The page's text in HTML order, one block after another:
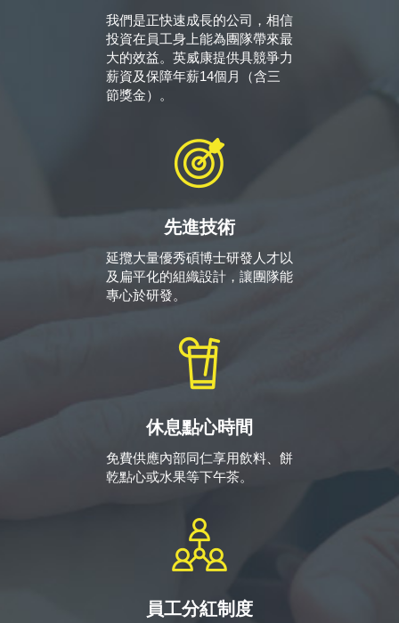
我們是正快速成長的公司，相信
投資在員工身上能為團隊帶來最
大的效益。英威康提供具競爭力
薪資及保障年薪14個月（含三
節獎金）。
先進技術
延攬大量優秀碩博士研發人才以
及扁平化的組織設計，讓團隊能
專心於研發。
休息點心時間
免費供應內部同仁享用飲料、餅
乾點心或水果等下午茶。
員工分紅制度